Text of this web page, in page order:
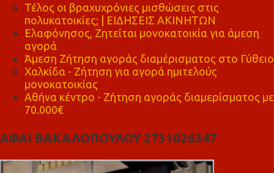
Τέλος οι βραχυχρόνιες μισθώσεις στις
πολυκατοικίες; | ΕΙΔΗΣΕΙΣ ΑΚΙΝΗΤΩΝ
Ελαφόνησος, Ζητείται μονοκατοικία για άμεση
αγορά
Άμεση Ζήτηση αγοράς διαμέρισματος στο Γύθειο
Χαλκίδα - Ζήτηση για αγορά ημιτελούς
μονοκατοικίας
Αθήνα κέντρο - Ζήτηση αγοράς διαμερίσματος με
70.000€
ΑΦΑΙ ΒΑΚΑΛΟΠΟΥΛΟΥ 2731026347